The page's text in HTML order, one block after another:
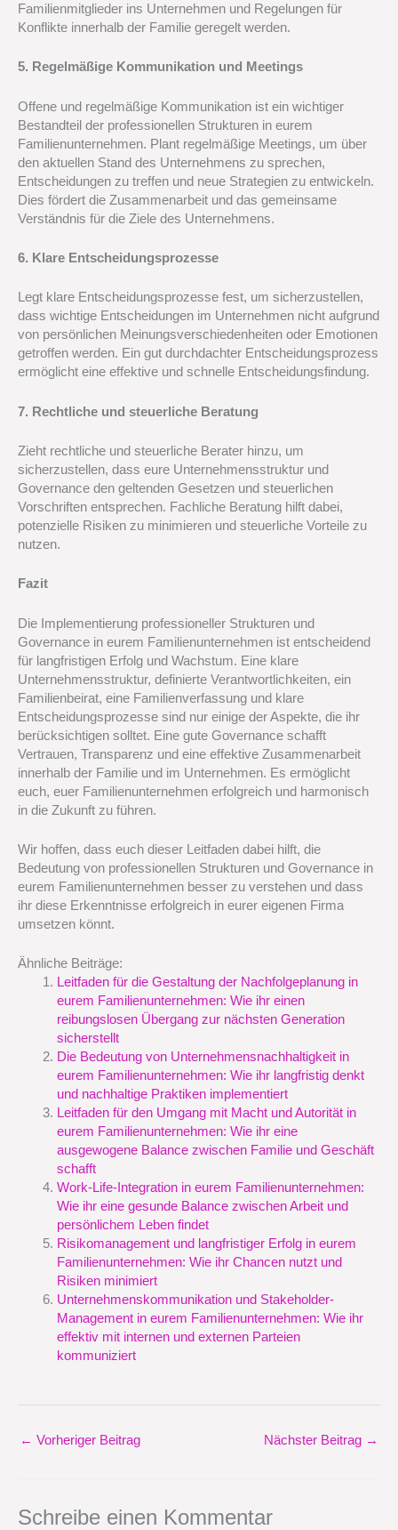
Familienmitglieder ins Unternehmen und Regelungen für
Konflikte innerhalb der Familie geregelt werden.
5. Regelmäßige Kommunikation und Meetings
Offene und regelmäßige Kommunikation ist ein wichtiger
Bestandteil der professionellen Strukturen in eurem
Familienunternehmen. Plant regelmäßige Meetings, um über
den aktuellen Stand des Unternehmens zu sprechen,
Entscheidungen zu treffen und neue Strategien zu entwickeln.
Dies fördert die Zusammenarbeit und das gemeinsame
Verständnis für die Ziele des Unternehmens.
6. Klare Entscheidungsprozesse
Legt klare Entscheidungsprozesse fest, um sicherzustellen,
dass wichtige Entscheidungen im Unternehmen nicht aufgrund
von persönlichen Meinungsverschiedenheiten oder Emotionen
getroffen werden. Ein gut durchdachter Entscheidungsprozess
ermöglicht eine effektive und schnelle Entscheidungsfindung.
7. Rechtliche und steuerliche Beratung
Zieht rechtliche und steuerliche Berater hinzu, um
sicherzustellen, dass eure Unternehmensstruktur und
Governance den geltenden Gesetzen und steuerlichen
Vorschriften entsprechen. Fachliche Beratung hilft dabei,
potenzielle Risiken zu minimieren und steuerliche Vorteile zu
nutzen.
Fazit
Die Implementierung professioneller Strukturen und
Governance in eurem Familienunternehmen ist entscheidend
für langfristigen Erfolg und Wachstum. Eine klare
Unternehmensstruktur, definierte Verantwortlichkeiten, ein
Familienbeirat, eine Familienverfassung und klare
Entscheidungsprozesse sind nur einige der Aspekte, die ihr
berücksichtigen solltet. Eine gute Governance schafft
Vertrauen, Transparenz und eine effektive Zusammenarbeit
innerhalb der Familie und im Unternehmen. Es ermöglicht
euch, euer Familienunternehmen erfolgreich und harmonisch
in die Zukunft zu führen.
Wir hoffen, dass euch dieser Leitfaden dabei hilft, die
Bedeutung von professionellen Strukturen und Governance in
eurem Familienunternehmen besser zu verstehen und dass
ihr diese Erkenntnisse erfolgreich in eurer eigenen Firma
umsetzen könnt.
Ähnliche Beiträge:
Leitfaden für die Gestaltung der Nachfolgeplanung in
eurem Familienunternehmen: Wie ihr einen
reibungslosen Übergang zur nächsten Generation
sicherstellt
Die Bedeutung von Unternehmensnachhaltigkeit in
eurem Familienunternehmen: Wie ihr langfristig denkt
und nachhaltige Praktiken implementiert
Leitfaden für den Umgang mit Macht und Autorität in
eurem Familienunternehmen: Wie ihr eine
ausgewogene Balance zwischen Familie und Geschäft
schafft
Work-Life-Integration in eurem Familienunternehmen:
Wie ihr eine gesunde Balance zwischen Arbeit und
persönlichem Leben findet
Risikomanagement und langfristiger Erfolg in eurem
Familienunternehmen: Wie ihr Chancen nutzt und
Risiken minimiert
Unternehmenskommunikation und Stakeholder-
Management in eurem Familienunternehmen: Wie ihr
effektiv mit internen und externen Parteien
kommuniziert
← Vorheriger Beitrag Nächster Beitrag →
Schreibe einen Kommentar